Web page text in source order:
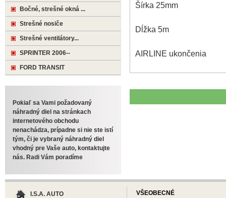
Šírka 25mm
Dĺžka 5m
AIRLINE ukončenia
Bočné, strešné okná ...
Strešné nosiče
Strešné ventilátory...
SPRINTER 2006--
FORD TRANSIT
Pokiaľ sa Vami požadovaný
náhradný diel na stránkach
internetového obchodu
nenachádza, prípadne si nie ste istí
tým, či je vybraný náhradný diel
vhodný pre Vaše auto, kontaktujte
nás. Radi Vám poradíme
I.S.A. AUTO
VŠEOBECNÉ